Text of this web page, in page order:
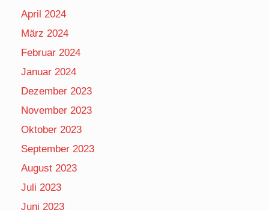
April 2024
März 2024
Februar 2024
Januar 2024
Dezember 2023
November 2023
Oktober 2023
September 2023
August 2023
Juli 2023
Juni 2023